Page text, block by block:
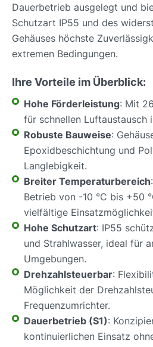
Dauerbetrieb ausgelegt und
Schutzart IP55 und des
Gehäuses höchste
extremen Bedingungen.
Ihre Vorteile im Überblick:
Hohe Förderleistung: Mit
für schnellen Luftaustausch
Robuste Bauweise:
Epoxidbeschichtung und
Langlebigkeit.
Breiter Temperaturbereich
Betrieb von -10 °C bis +50
vielfältige
Hohe Schutzart: IP55
und Strahlwasser, ideal für
Umgebungen.
Drehzahlsteuerbar:
Möglichkeit der
Frequenzumrichter.
Dauerbetrieb (S1):
kontinuierlichen Einsatz